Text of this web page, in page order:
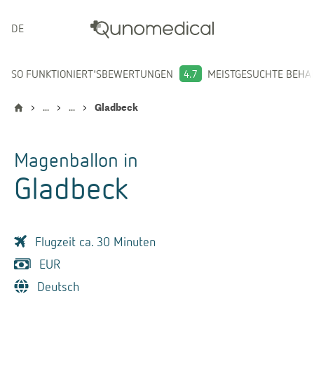
DEUTSCH
SO FUNKTIONIERT'SBEWERTUNGEN 4.7 MEISTGESUCHTE
... ... Gladbeck
Magenballon in
Gladbeck
Flugzeit ca. 30 Minuten
EUR
Deutsch